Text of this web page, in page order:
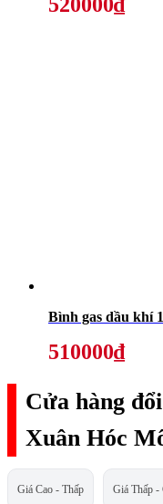
Bình gas dầu khí
510000₫
Cửa hàng
Xuân Hóc
Giá Cao - Thấp Giá Thấp -